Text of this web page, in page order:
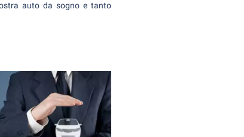
auto da sogno e tanto